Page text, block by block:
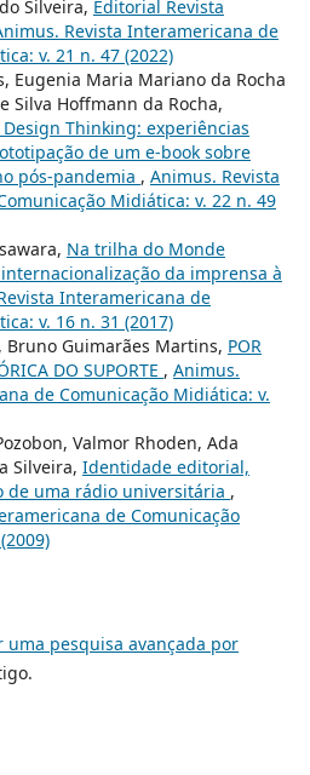
Silveira, Editorial Revista
Revista Interamericana de
v. 21 n. 47 (2022)
Eugenia Maria Mariano da Rocha
Silva Hoffmann da Rocha,
Design Thinking: experiências
de um e-book sobre
pós-pandemia , Animus. Revista
Midiática: v. 22 n. 49
Na trilha do Monde
da imprensa à
Interamericana de
v. 16 n. 31 (2017)
Bruno Guimarães Martins, POR
DO SUPORTE , Animus.
de Comunicação Midiática: v.
Valmor Rhoden, Ada
Silveira, Identidade editorial,
de uma rádio universitária ,
de Comunicação
uma pesquisa avançada por